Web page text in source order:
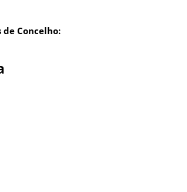
de Concelho: